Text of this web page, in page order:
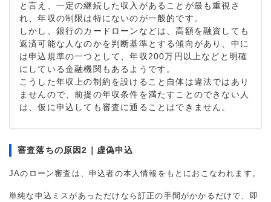
と言え、一定の継続した収入があることが最も重視さ
れ、年収の制限は特にないのが一般的です。
しかし、銀行のカードローンなどは、高額を融資しても
返済可能な人なのかを判断基準とする傾向があり、中に
は申込規準の一つとして、年収200万円以上などと明確
にしている金融機関もあるようです。
こうした年収上の制約を設けること自体は違法ではあり
ませんので、前提の年収条件を満たすことのできない人
は、仮に申込しても審査に通ることはできません。
審査落ちの原因2｜虚偽申込
JAのローン審査は、申込者の本人情報をもとにおこなわれます。
単純な申込ミスがあっただけなら訂正の手間がかかるだけで、即